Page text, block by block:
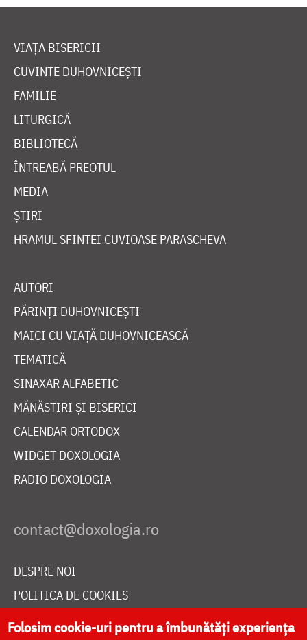
VIAȚA BISERICII
CUVINTE DUHOVNICEȘTI
FAMILIE
LITURGICĂ
BIBLIOTECĂ
ÎNTREABĂ PREOTUL
MEDIA
ȘTIRI
HRAMUL SFINTEI CUVIOASE PARASCHEVA
AUTORI
PĂRINȚI DUHOVNICEȘTI
MAICI CU VIAȚĂ DUHOVNICEASCĂ
TEMATICĂ
SINAXAR ALFABETIC
MĂNĂSTIRI ȘI BISERICI
CALENDAR ORTODOX
WIDGET DOXOLOGIA
RADIO DOXOLOGIA
DESPRE NOI
POLITICA DE COOKIES
DONEAZĂ ONLINE PENTRU CATEDRALA NAȚIONALĂ
Folosim cookie-uri pentru a îmbunătăți experiența